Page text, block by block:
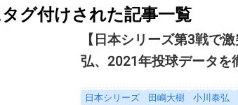
グ付けされた記事一覧
【日本シリーズ第3戦で
弘、2021年投球データを
日本シリーズ
田嶋大樹 小川泰弘